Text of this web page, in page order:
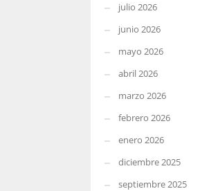
julio 2026
junio 2026
mayo 2026
abril 2026
marzo 2026
febrero 2026
enero 2026
diciembre 2025
septiembre 2025